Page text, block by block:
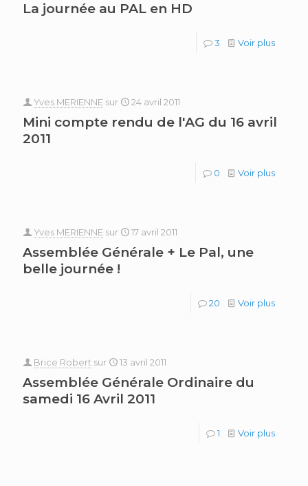
La journée au PAL en HD
3 Voir plus
Yves MERIENNE sur 24 avril 2011
Mini compte rendu de l'AG du 16 avril
2011
0 Voir plus
Yves MERIENNE sur 17 avril 2011
Assemblée Générale + Le Pal, une
belle journée !
20 Voir plus
Brice Robert sur 13 avril 2011
Assemblée Générale Ordinaire du
samedi 16 Avril 2011
1 Voir plus